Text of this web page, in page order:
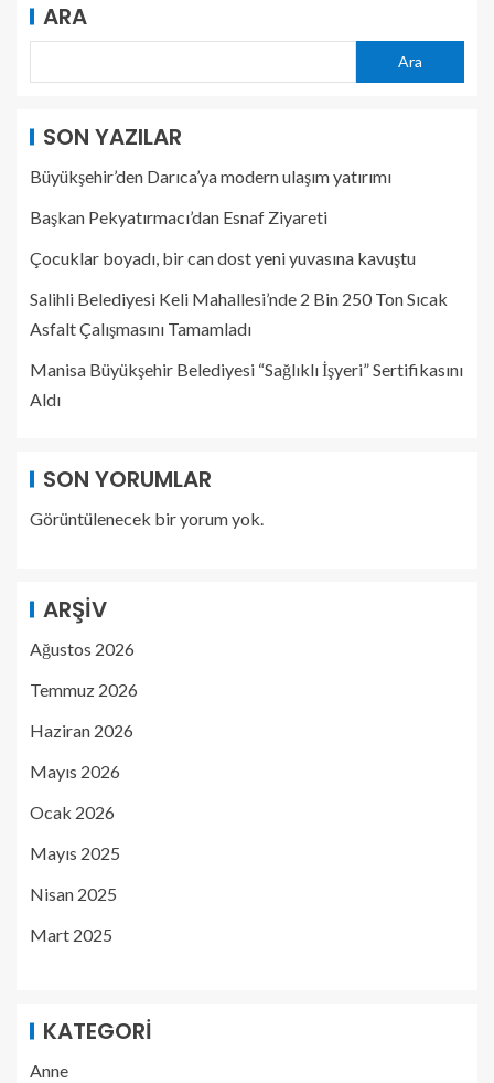
ARA
Ara
SON YAZILAR
Büyükşehir’den Darıca’ya modern ulaşım yatırımı
Başkan Pekyatırmacı’dan Esnaf Ziyareti
Çocuklar boyadı, bir can dost yeni yuvasına kavuştu
Salihli Belediyesi Keli Mahallesi’nde 2 Bin 250 Ton Sıcak
Asfalt Çalışmasını Tamamladı
Manisa Büyükşehir Belediyesi “Sağlıklı İşyeri” Sertifikasını
Aldı
SON YORUMLAR
Görüntülenecek bir yorum yok.
ARŞIV
Ağustos 2026
Temmuz 2026
Haziran 2026
Mayıs 2026
Ocak 2026
Mayıs 2025
Nisan 2025
Mart 2025
KATEGORI
Anne